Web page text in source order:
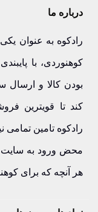
درباره ما
رادکوه به عنوان
کوهنوردی، با
بودن کالا و
کند تا قویترین
رادکوه تامین
محض ورود به سایت
هر آنچه که برای